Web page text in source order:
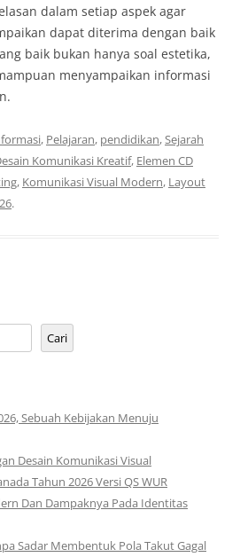
dalam setiap aspek agar
dapat diterima dengan baik
baik bukan hanya soal estetika,
menyampaikan informasi
, Pelajaran, pendidikan,Sejarah
Komunikasi Kreatif, Elemen CD
, Komunikasi Visual Modern, Layout
.
Cari
Sebuah Kebijakan Menuju
Desain Komunikasi Visual
Tahun 2026 Versi QS WUR
Dan Dampaknya Pada Identitas
Sadar Membentuk Pola Takut Gagal